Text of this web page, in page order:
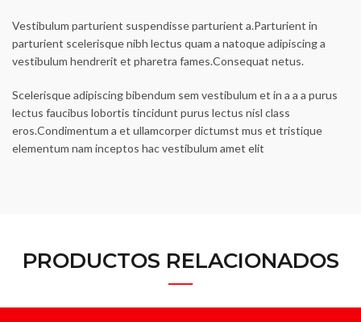
Vestibulum parturient suspendisse parturient a.Parturient in
parturient scelerisque nibh lectus quam a natoque adipiscing a
vestibulum hendrerit et pharetra fames.Consequat netus.
Scelerisque adipiscing bibendum sem vestibulum et in a a a purus
lectus faucibus lobortis tincidunt purus lectus nisl class
eros.Condimentum a et ullamcorper dictumst mus et tristique
elementum nam inceptos hac vestibulum amet elit
PRODUCTOS RELACIONADOS